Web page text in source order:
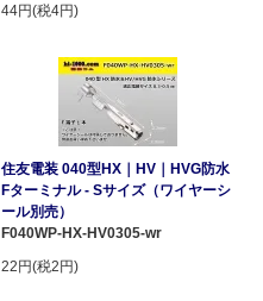
44円(税4円)
住友電装 040型HX｜HV｜HVG防水
Fターミナル - Sサイズ（ワイヤーシ
ール別売）
F040WP-HX-HV0305-wr
22円(税2円)